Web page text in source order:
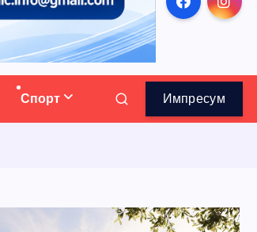
Спорт Импресум